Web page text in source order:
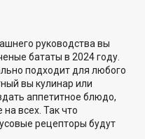
руководства вы
бататы в 2024 году.
подходит для любого
вы кулинар или
аппетитное блюдо,
всех. Так что
рецепторы будут